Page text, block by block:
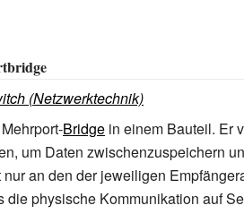
(Netzwerktechnik)
Bridge in einem Bauteil. Er
um Daten zwischenzuspeichern
an den der jeweiligen
die physische Kommunikation auf